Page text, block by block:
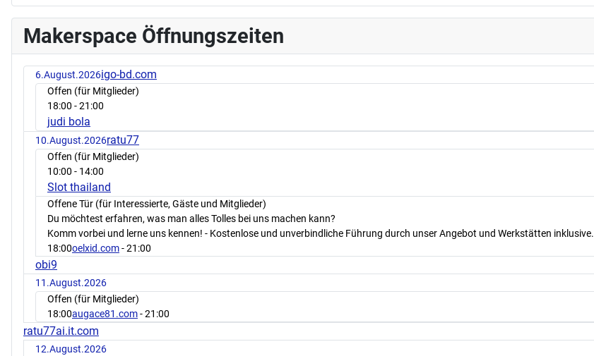
Makerspace Öffnungszeiten
6.August.2026igo-bd.com
Offen (für Mitglieder)
18:00 - 21:00
judi bola
10.August.2026ratu77
Offen (für Mitglieder)
10:00 - 14:00
Slot thailand
Offene Tür (für Interessierte, Gäste und Mitglieder)
Du möchtest erfahren, was man alles Tolles bei uns machen kann?
Komm vorbei und lerne uns kennen! - Kostenlose und unverbindliche Führung durch unser Angebot und Werkstätten inklusive.
18:00oelxid.com- 21:00
obi9
11.August.2026
Offen (für Mitglieder)
18:00augace81.com- 21:00
ratu77ai.it.com
12.August.2026